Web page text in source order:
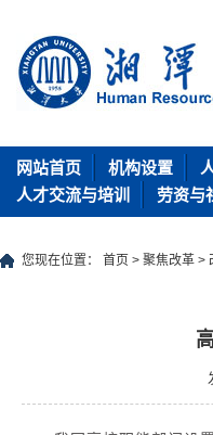
网站首页 机构设置
人才交流与培训
劳资与
您现在位置： 首页 > 聚焦改革 >